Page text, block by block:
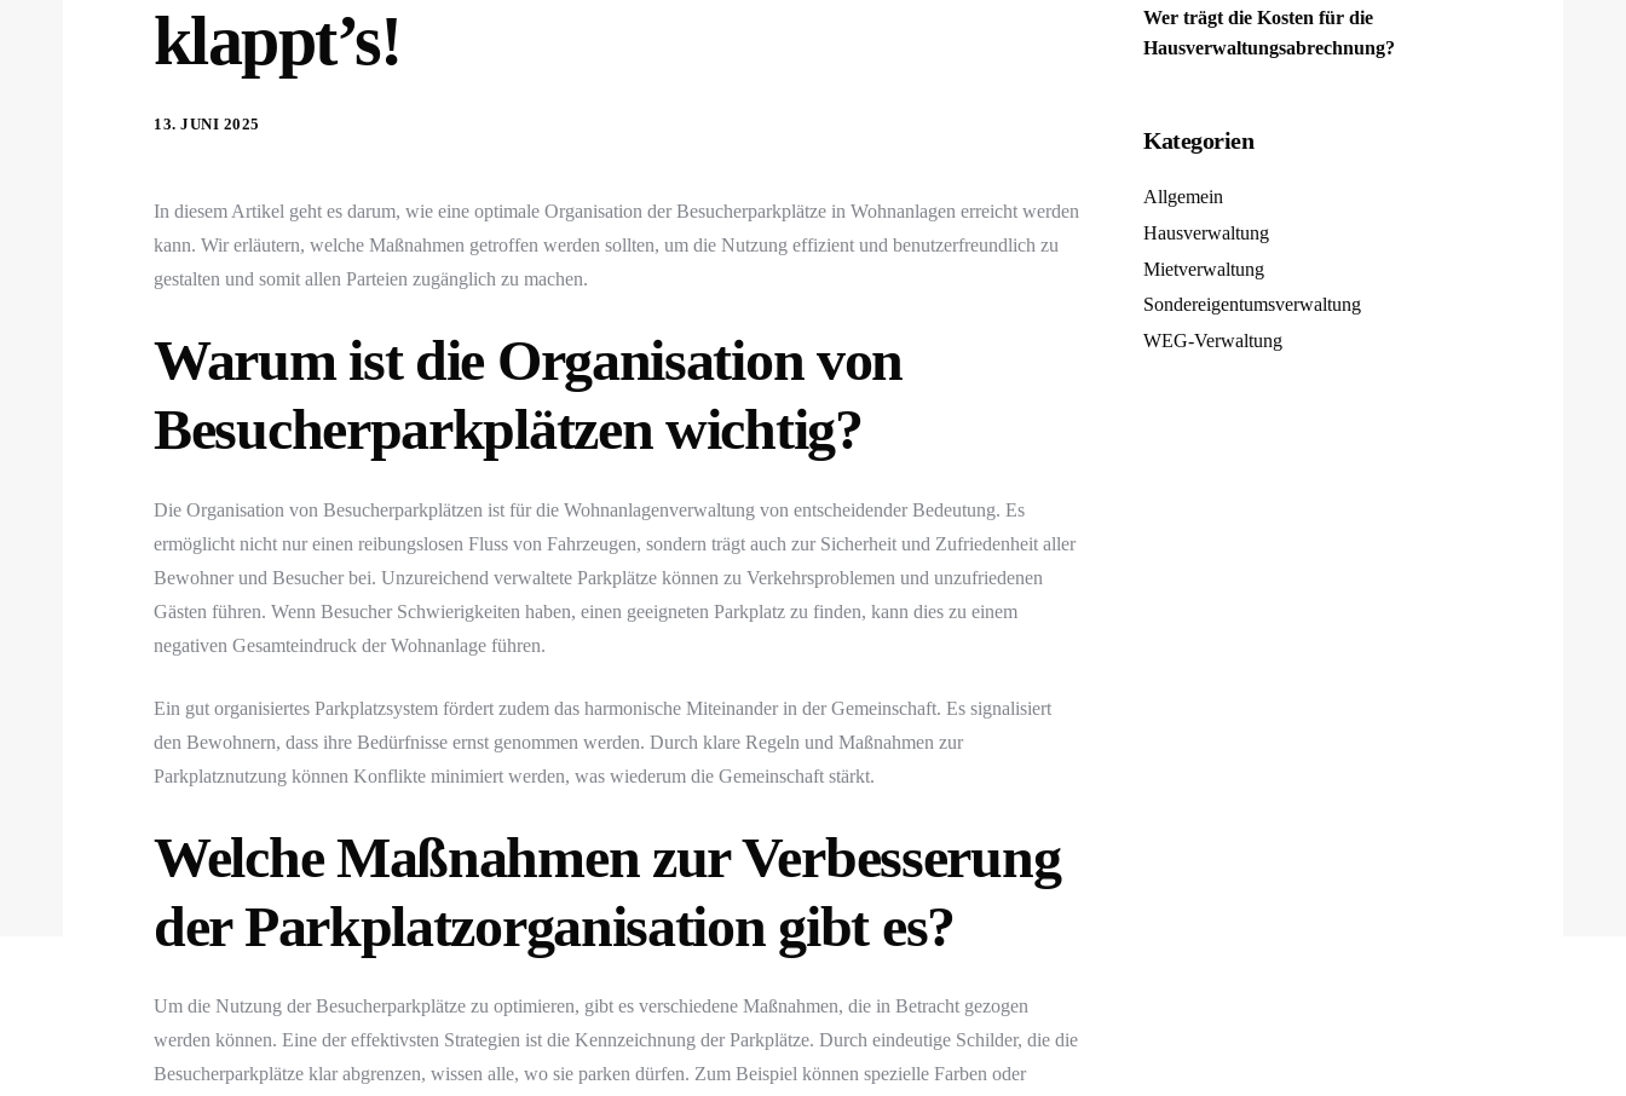
klappt’s!
13. JUNI 2025
In diesem Artikel geht es darum, wie eine optimale Organisation der Besucherparkplätze in Wohnanlagen erreicht werden
kann. Wir erläutern, welche Maßnahmen getroffen werden sollten, um die Nutzung effizient und benutzerfreundlich zu
gestalten und somit allen Parteien zugänglich zu machen.
Warum ist die Organisation von
Besucherparkplätzen wichtig?
Die Organisation von Besucherparkplätzen ist für die Wohnanlagenverwaltung von entscheidender Bedeutung. Es
ermöglicht nicht nur einen reibungslosen Fluss von Fahrzeugen, sondern trägt auch zur Sicherheit und Zufriedenheit aller
Bewohner und Besucher bei. Unzureichend verwaltete Parkplätze können zu Verkehrsproblemen und unzufriedenen
Gästen führen. Wenn Besucher Schwierigkeiten haben, einen geeigneten Parkplatz zu finden, kann dies zu einem
negativen Gesamteindruck der Wohnanlage führen.
Ein gut organisiertes Parkplatzsystem fördert zudem das harmonische Miteinander in der Gemeinschaft. Es signalisiert
den Bewohnern, dass ihre Bedürfnisse ernst genommen werden. Durch klare Regeln und Maßnahmen zur
Parkplatznutzung können Konflikte minimiert werden, was wiederum die Gemeinschaft stärkt.
Welche Maßnahmen zur Verbesserung
der Parkplatzorganisation gibt es?
Um die Nutzung der Besucherparkplätze zu optimieren, gibt es verschiedene Maßnahmen, die in Betracht gezogen
werden können. Eine der effektivsten Strategien ist die Kennzeichnung der Parkplätze. Durch eindeutige Schilder, die die
Besucherparkplätze klar abgrenzen, wissen alle, wo sie parken dürfen. Zum Beispiel können spezielle Farben oder
Wer trägt die Kosten für die
Hausverwaltungsabrechnung?
Kategorien
Allgemein
Hausverwaltung
Mietverwaltung
Sondereigentumsverwaltung
WEG-Verwaltung